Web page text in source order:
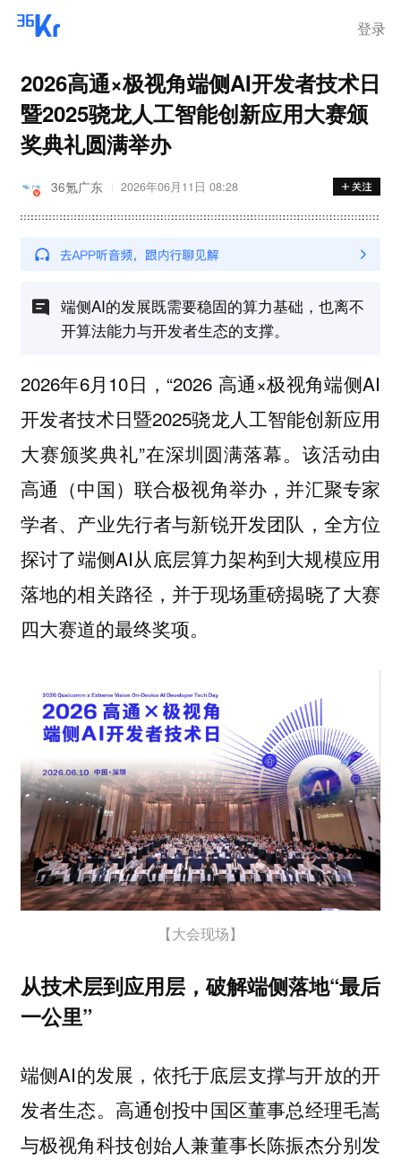
登录
2026高通×极视角端侧AI开发者技术日
暨2025骁龙人工智能创新应用大赛颁
奖典礼圆满举办
36氪广东 2026年06月11日 08:28
端侧AI的发展既需要稳固的算力基础，也离不
开算法能力与开发者生态的支撑。
2026年6月10日，“2026 高通×极视角端侧AI
开发者技术日暨2025骁龙人工智能创新应用
大赛颁奖典礼”在深圳圆满落幕。该活动由
高通（中国）联合极视角举办，并汇聚专家
学者、产业先行者与新锐开发团队，全方位
探讨了端侧AI从底层算力架构到大规模应用
落地的相关路径，并于现场重磅揭晓了大赛
四大赛道的最终奖项。
【大会现场】
从技术层到应用层，破解端侧落地“最后
一公里”
端侧AI的发展，依托于底层支撑与开放的开
发者生态。高通创投中国区董事总经理毛嵩
与极视角科技创始人兼董事长陈振杰分别发